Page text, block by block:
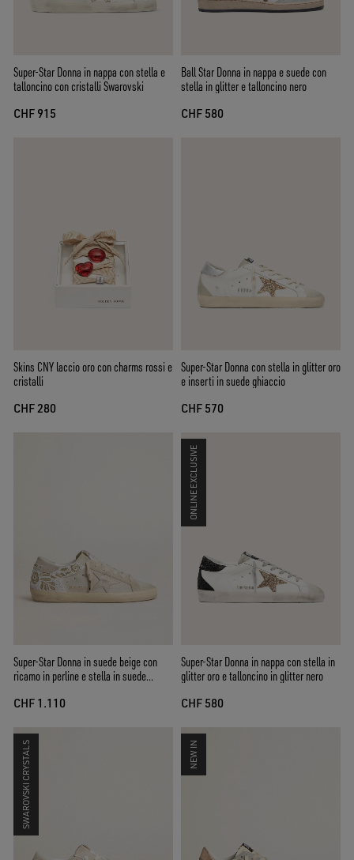
Super-Star Donna in nappa con stella e
talloncino con cristalli Swarovski
CHF 915
Ball Star Donna in nappa e suede con
stella in glitter e talloncino nero
CHF 580
Skins CNY laccio oro con charms rossi e
cristalli
CHF 280
Super-Star Donna con stella in glitter oro
e inserti in suede ghiaccio
CHF 570
Super-Star Donna in suede beige con
ricamo in perline e stella in suede
CHF 1.110
ONLINE EXCLUSIVE
Super-Star Donna in nappa con stella in
glitter oro e talloncino in glitter nero
CHF 580
SWAROVSKI CRYSTALS NEW IN